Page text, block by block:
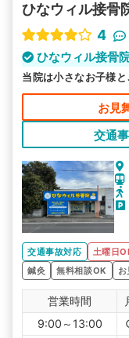
駅から
ひなウィル接骨
4
ひなウィル接骨
当院は小さなお子様
お見
交通
交通事故対応 土曜日
鍼灸
無料相談OK
営業時間
9:00～13:00